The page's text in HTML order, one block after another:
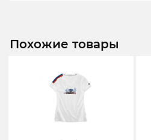
Похожие товары